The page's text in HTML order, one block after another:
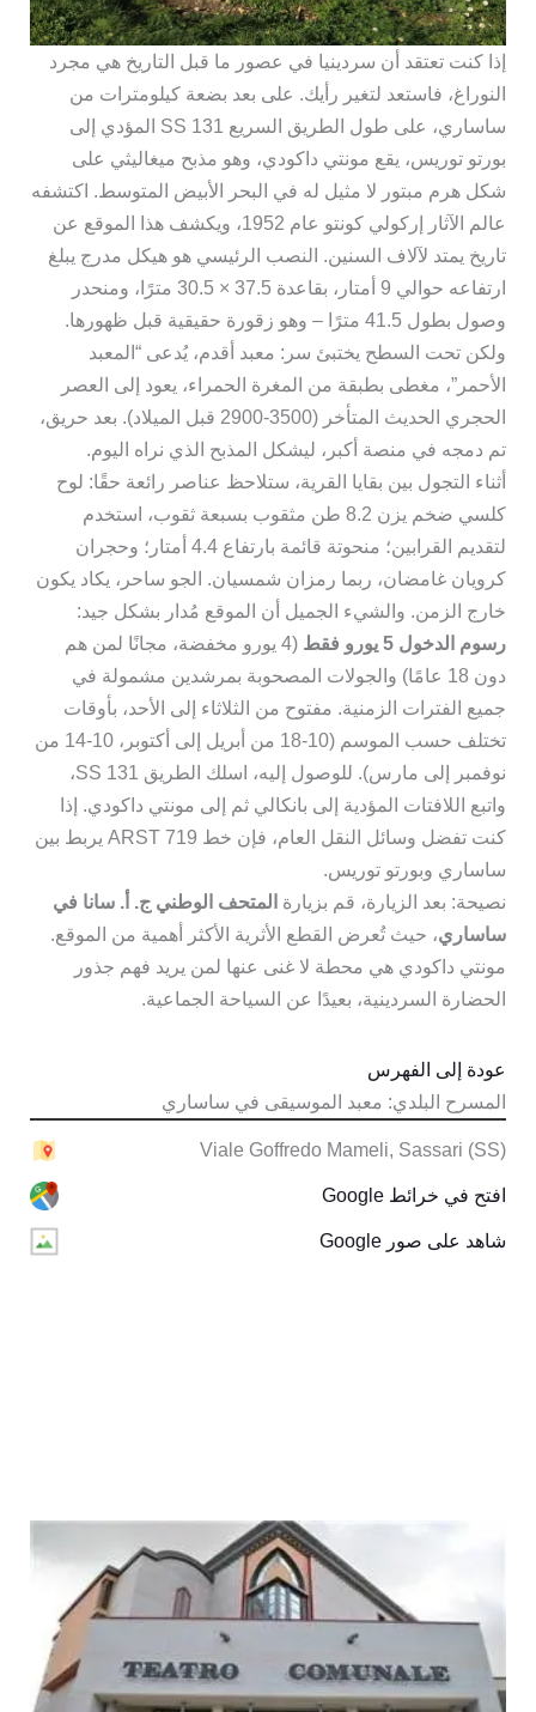
إذا كنت تعتقد أن سردينيا في عصور ما قبل التاريخ هي مجرد
النوراغ، فاستعد لتغير رأيك. على بعد بضعة كيلومترات من
ساساري، على طول الطريق السريع SS 131 المؤدي إلى
بورتو توريس، يقع مونتي داكودي، وهو مذبح ميغاليثي على
شكل هرم مبتور لا مثيل له في البحر الأبيض المتوسط. اكتشفه
عالم الآثار إركولي كونتو عام 1952، ويكشف هذا الموقع عن
تاريخ يمتد لآلاف السنين. النصب الرئيسي هو هيكل مدرج يبلغ
ارتفاعه حوالي 9 أمتار، بقاعدة 37.5 × 30.5 مترًا، ومنحدر
وصول بطول 41.5 مترًا – وهو زقورة حقيقية قبل ظهورها.
ولكن تحت السطح يختبئ سر: معبد أقدم، يُدعى “المعبد
الأحمر”، مغطى بطبقة من المغرة الحمراء، يعود إلى العصر
الحجري الحديث المتأخر (3500-2900 قبل الميلاد). بعد حريق،
تم دمجه في منصة أكبر، ليشكل المذبح الذي نراه اليوم.
أثناء التجول بين بقايا القرية، ستلاحظ عناصر رائعة حقًا: لوح
كلسي ضخم يزن 8.2 طن مثقوب بسبعة ثقوب، استخدم
لتقديم القرابين؛ منحوتة قائمة بارتفاع 4.4 أمتار؛ وحجران
كرويان غامضان، ربما رمزان شمسيان. الجو ساحر، يكاد يكون
خارج الزمن. والشيء الجميل أن الموقع مُدار بشكل جيد:
رسوم الدخول 5 يورو فقط
(4 يورو مخفضة، مجانًا لمن هم
دون 18 عامًا) والجولات المصحوبة بمرشدين مشمولة في
جميع الفترات الزمنية. مفتوح من الثلاثاء إلى الأحد، بأوقات
تختلف حسب الموسم (10-18 من أبريل إلى أكتوبر، 10-14 من
نوفمبر إلى مارس). للوصول إليه، اسلك الطريق SS 131،
واتبع اللافتات المؤدية إلى بانكالي ثم إلى مونتي داكودي. إذا
كنت تفضل وسائل النقل العام، فإن خط ARST 719 يربط بين
ساساري وبورتو توريس.
نصيحة: بعد الزيارة، قم بزيارةالمتحف الوطني ج. أ. سانا في
ساساري، حيث تُعرض القطع الأثرية الأكثر أهمية من الموقع.
مونتي داكودي هي محطة لا غنى عنها لمن يريد فهم جذور
الحضارة السردينية، بعيدًا عن السياحة الجماعية.
المسرح البلدي: معبد الموسيقى في ساساري
عودة إلى الفهرس
Viale Goffredo Mameli, Sassari (SS)
افتح في خرائط Google
شاهد على صور Google